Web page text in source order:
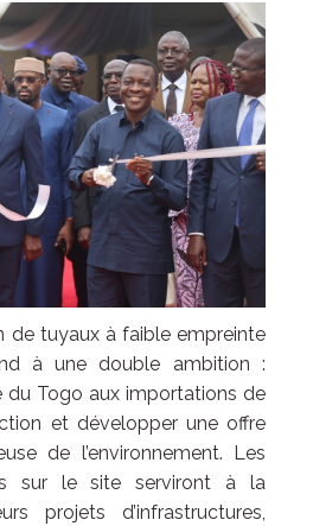
de tuyaux à faible empreinte
à une double ambition :
du Togo aux importations de
et développer une offre
de l’environnement. Les
sur le site serviront à la
projets d’infrastructures,